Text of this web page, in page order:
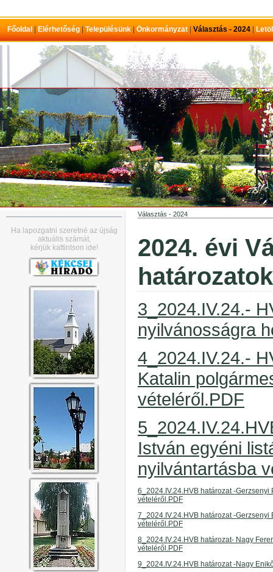
Főoldal Elérhetőség Településünk Önkormányzat Választás - 2024
Ha lapozgatni szeretné az újság
aktuális számát,
kérjük kattintson ide!
Választás - 2024
2024. évi
határozatok
3_2024.IV.24.-
nyilvánosságra
4_2024.IV.24.-
Katalin
vételéről.PDF
István egyéni
nyilvántartásba
6_2024.IV.24.HVB határozat -Gerzsenyi
vételéről .PDF
7_2024.IV.24.HVB határozat -Gerzsenyi
vételéről .PDF
8_2024.IV.24.HVB határozat- Nagy
vételéről.PDF
9_2024.IV.24.HVB határozat-Nagy